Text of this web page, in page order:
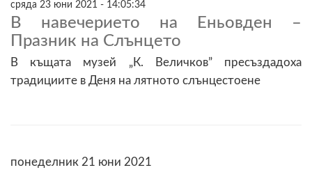
сряда 23 юни 2021 - 14:05:34
В навечерието на Еньовден –
Празник на Слънцето
В къщата музей „К. Величков” пресъздадоха
традициите в Деня на лятното слънцестоене
понеделник 21 юни 2021